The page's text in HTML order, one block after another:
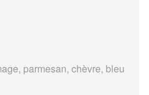
parmesan, chèvre, bleu